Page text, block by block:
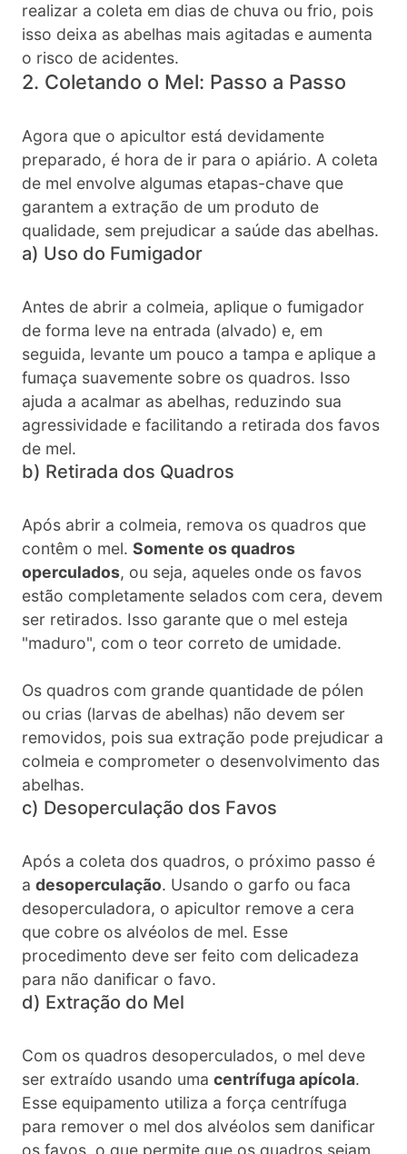
realizar a coleta em dias de chuva ou frio, pois
isso deixa as abelhas mais agitadas e aumenta
o risco de acidentes.
2. Coletando o Mel: Passo a Passo
Agora que o apicultor está devidamente
preparado, é hora de ir para o apiário. A coleta
de mel envolve algumas etapas-chave que
garantem a extração de um produto de
qualidade, sem prejudicar a saúde das abelhas.
a) Uso do Fumigador
Antes de abrir a colmeia, aplique o fumigador
de forma leve na entrada (alvado) e, em
seguida, levante um pouco a tampa e aplique a
fumaça suavemente sobre os quadros. Isso
ajuda a acalmar as abelhas, reduzindo sua
agressividade e facilitando a retirada dos favos
de mel.
b) Retirada dos Quadros
Após abrir a colmeia, remova os quadros que
contêm o mel. Somente os quadros
operculados, ou seja, aqueles onde os favos
estão completamente selados com cera, devem
ser retirados. Isso garante que o mel esteja
"maduro", com o teor correto de umidade.
Os quadros com grande quantidade de pólen
ou crias (larvas de abelhas) não devem ser
removidos, pois sua extração pode prejudicar a
colmeia e comprometer o desenvolvimento das
abelhas.
c) Desoperculação dos Favos
Após a coleta dos quadros, o próximo passo é
a desoperculação. Usando o garfo ou faca
desoperculadora, o apicultor remove a cera
que cobre os alvéolos de mel. Esse
procedimento deve ser feito com delicadeza
para não danificar o favo.
d) Extração do Mel
Com os quadros desoperculados, o mel deve
ser extraído usando uma centrífuga apícola.
Esse equipamento utiliza a força centrífuga
para remover o mel dos alvéolos sem danificar
os favos, o que permite que os quadros sejam